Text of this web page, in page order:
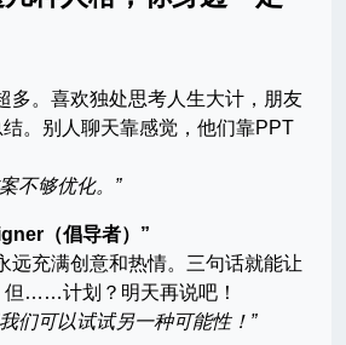
多。喜欢独处思考人生大计，朋友
。别人聊天靠感觉，他们靠PPT
不够优化。”
（倡导者）”
远充满创意和热情。三句话就能让
但……计划？明天再说吧！
们可以试试另一种可能性！”